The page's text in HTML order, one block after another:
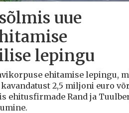
uue
lepingu
ehitamise lepingu,
2,5 miljoni euro
ehitusfirmade Rand ja